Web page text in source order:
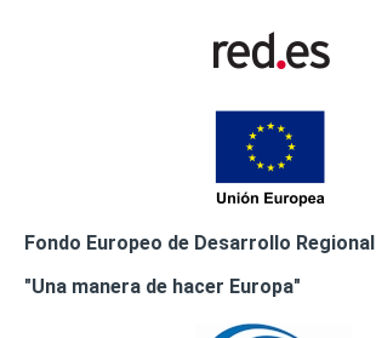
Fondo Europeo de Desarrollo Regional
"Una manera de hacer Europa"